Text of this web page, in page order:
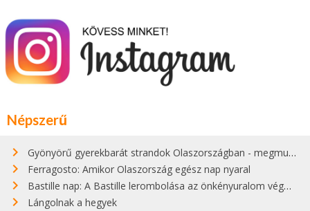
Népszerű
Gyönyörű gyerekbarát strandok Olaszországban - megmutatjuk a 15 legjobbat
Ferragosto: Amikor Olaszország egész nap nyaral
Bastille nap: A Bastille lerombolása az önkényuralom végét jelentette
Lángolnak a hegyek